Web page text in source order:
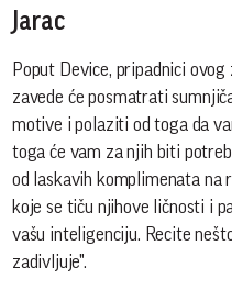
Jarac
Poput Device, pripadnici
zavede će posmatrati
motive i polaziti od toga da
toga će vam za njih biti
od laskavih komplimenata na
koje se tiču njihove ličnosti i
vašu inteligenciju. Recite
zadivljuje".